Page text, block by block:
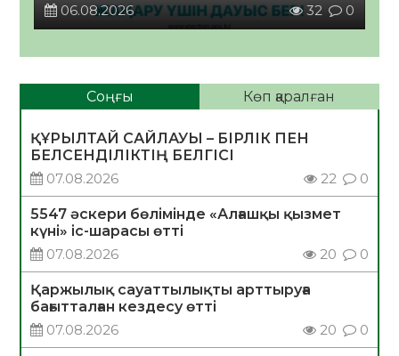
06.08.2026
32 0
Соңғы Көп қаралған
ҚҰРЫЛТАЙ САЙЛАУЫ – БІРЛІК ПЕН
БЕЛСЕНДІЛІКТІҢ БЕЛГІСІ
07.08.2026
22 0
5547 әскери бөлімінде «Алғашқы қызмет
күні» іс-шарасы өтті
07.08.2026
20 0
Қаржылық сауаттылықты арттыруға
бағытталған кездесу өтті
07.08.2026
20 0